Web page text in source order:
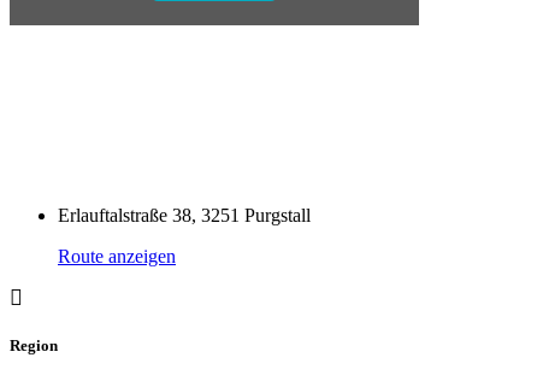
Erlauftalstraße 38, 3251 Purgstall
Route anzeigen
Region